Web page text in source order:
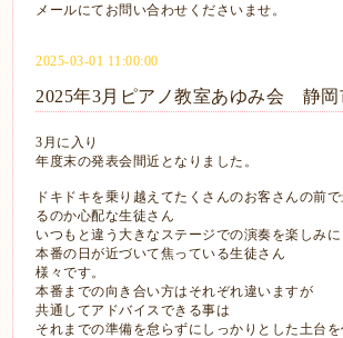
メールにてお問い合わせくださいませ。
2025-03-01 11:00:00
2025年3月ピアノ教室あゆみ会 静岡
3月に入り
年度末の発表会間近となりました。
ドキドキを乗り越えてたくさんのお客さんの前
るのか心配な生徒さん
いつもと違う大きなステージでの演奏を楽しみ
本番の日が近づいて焦っている生徒さん
様々です。
本番までの向き合い方はそれぞれ違いますが
共通してアドバイスできる事は
それまでの準備を怠らずにしっかりとした土台を